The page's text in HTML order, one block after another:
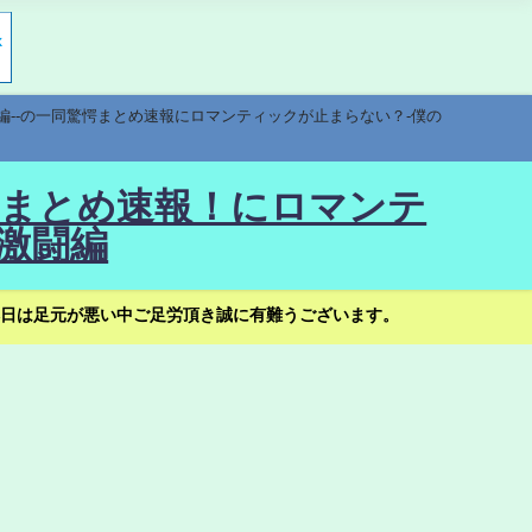
の一同驚愕まとめ速報にロマンティックが止まらない？-僕の
とめ速報！にロマンテ
闘編
足元が悪い中ご足労頂き誠に有難うございます。